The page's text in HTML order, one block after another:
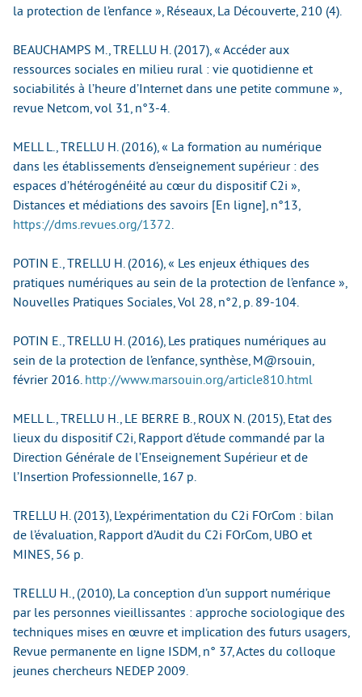
la protection de l’enfance », Réseaux, La Découverte, 210 (4).
BEAUCHAMPS M., TRELLU H. (2017), « Accéder aux
ressources sociales en milieu rural : vie quotidienne et
sociabilités à l’heure d’Internet dans une petite commune »,
revue Netcom, vol 31, n°3-4.
MELL L., TRELLU H. (2016), « La formation au numérique
dans les établissements d’enseignement supérieur : des
espaces d’hétérogénéité au cœur du dispositif C2i »,
Distances et médiations des savoirs [En ligne], n°13,
https://dms.revues.org/1372.
POTIN E., TRELLU H. (2016), « Les enjeux éthiques des
pratiques numériques au sein de la protection de l’enfance »,
Nouvelles Pratiques Sociales, Vol 28, n°2, p. 89-104.
POTIN E., TRELLU H. (2016), Les pratiques numériques au
sein de la protection de l’enfance, synthèse, M@rsouin,
février 2016. http://www.marsouin.org/article810.html
MELL L., TRELLU H., LE BERRE B., ROUX N. (2015), Etat des
lieux du dispositif C2i, Rapport d’étude commandé par la
Direction Générale de l’Enseignement Supérieur et de
l’Insertion Professionnelle, 167 p.
TRELLU H. (2013), L’expérimentation du C2i FOrCom : bilan
de l’évaluation, Rapport d’Audit du C2i FOrCom, UBO et
MINES, 56 p.
TRELLU H., (2010), La conception d’un support numérique
par les personnes vieillissantes : approche sociologique des
techniques mises en œuvre et implication des futurs usagers,
Revue permanente en ligne ISDM, n° 37, Actes du colloque
jeunes chercheurs NEDEP 2009.